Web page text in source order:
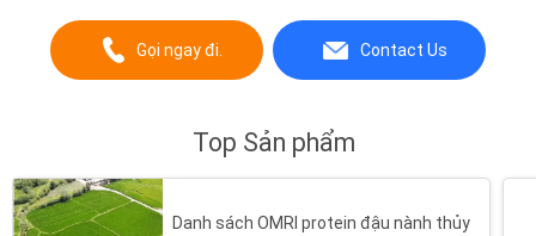
Gọi ngay đi. Contact Us
Top Sản phẩm
Danh sách OMRI protein đậu nành thủy